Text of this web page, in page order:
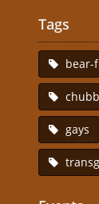
Tags
bear-
gays